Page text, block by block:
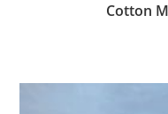
Cotton